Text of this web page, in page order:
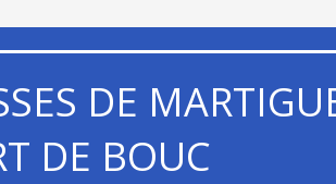
DE
DE BOUC